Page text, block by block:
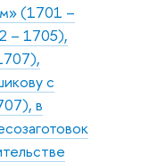
(1701 –
– 1705),
с
в